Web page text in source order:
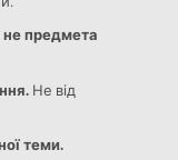
не предмета
Не від
теми.